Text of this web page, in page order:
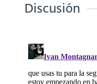
Discusión